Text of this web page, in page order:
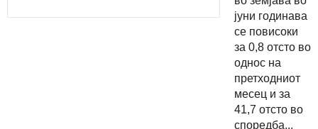
годинава
се
повисоки
јуни годинава
се повисоки
за 0,8 отсто во
однос на
претходниот
месец и за
41,7 отсто во
споредба...